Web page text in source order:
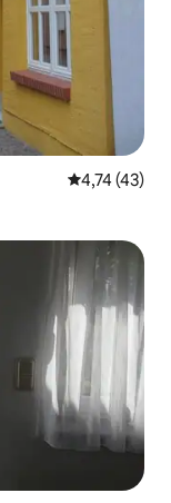
Просечна
4,74 (43)